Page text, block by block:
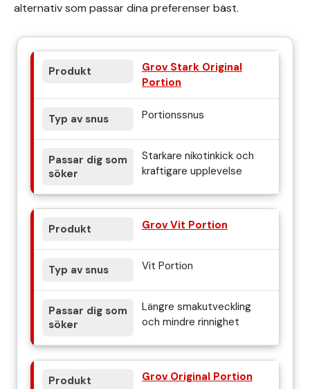
alternativ som passar dina preferenser bäst.
Grov Stark Original
Portion
Portionssnus
Starkare nikotinkick och
kraftigare upplevelse
Grov Vit Portion
Vit Portion
Längre smakutveckling
och mindre rinnighet
Grov Original Portion